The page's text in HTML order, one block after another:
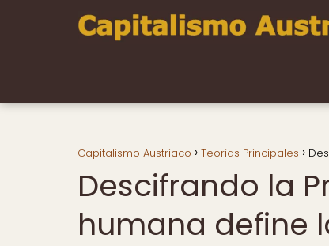
Capitalismo Austriaco Teorías Principales
Descifrando la
humana define